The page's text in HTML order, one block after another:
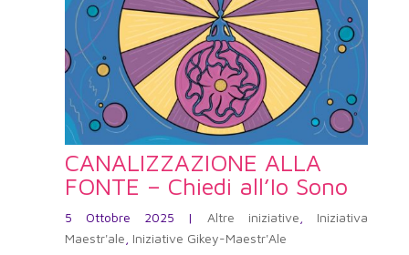
CANALIZZAZIONE ALLA
FONTE – Chiedi all’Io Sono
5 Ottobre 2025 | Altre iniziative
Iniziativa
Maestr'ale Iniziative Gikey-Maestr'Ale